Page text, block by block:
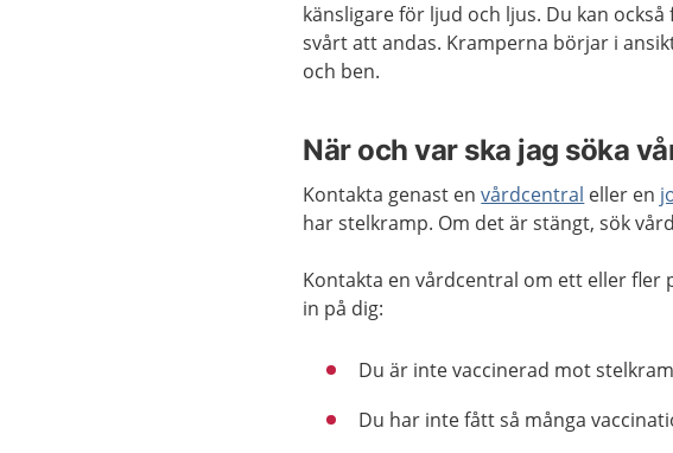
känsligare för ljud och ljus. Du kan
svårt att andas. Kramperna börjar i
och ben.
När och var ska jag söka
Kontakta genast envårdcentral eller en
har stelkramp. Om det är stängt, sök
Kontakta en vårdcentral om ett eller
in på dig:
Du är inte vaccinerad mot
Du har inte fått så många